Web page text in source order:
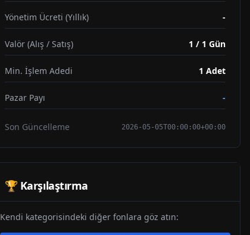
Yönetim Ücreti (Yıllık) -
Valör (Alış / Satış) 1 / 1 Gün
Min. İşlem Adedi 1 Adet
Pazar Payı -
Son Güncelleme 2026-05-05T00:00:00+00:00
🏆 Karşılaştırma
Kendi kategorisindeki diğer fonlara göz atın: